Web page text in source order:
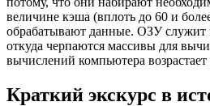
величине кэша (вплоть до 60 и
обрабатывают данные. ОЗУ служит
откуда черпаются массивы для
вычислений компьютера
Краткий экскурс в